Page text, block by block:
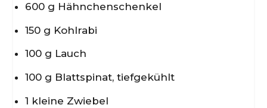
600 g Hähnchenschenkel
150 g Kohlrabi
100 g Lauch
100 g Blattspinat, tiefgekühlt
1 kleine Zwiebel